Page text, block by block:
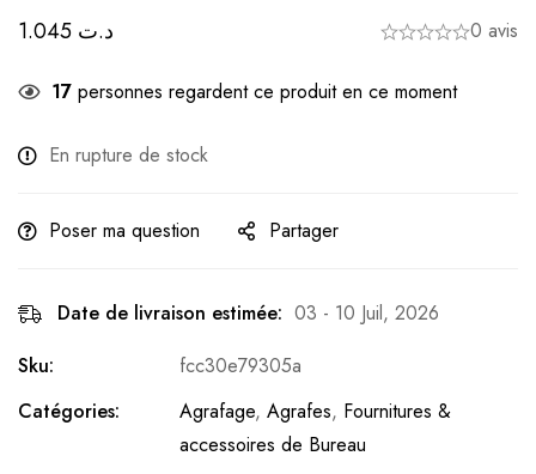
د.ت 0 avis
17 personnes regardent ce produit en ce moment
En rupture de stock
Poser ma question Partager
Date de livraison estimée: 03 - 10 Juil, 2026
Sku:
fcc30e79305a
Catégories:
Agrafage, Agrafes, Fournitures &
accessoires de Bureau